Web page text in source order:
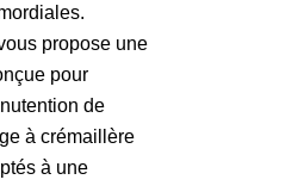
propose une
pour
de
à crémaillère
à une